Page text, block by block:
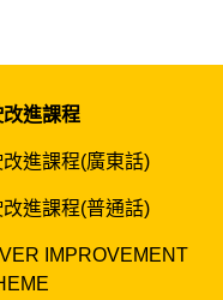
進課程
改進課程(廣東話)
改進課程(普通話)
IMPROVEMENT